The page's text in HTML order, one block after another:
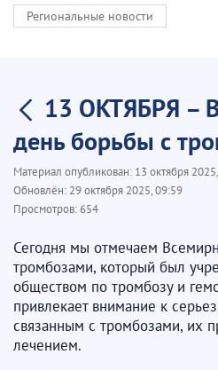
Региональные новости
13 ОКТЯБРЯ –
день борьбы с
Материал опубликован: 13 октября
Обновлён: 29 октября 2025, 09:59
Просмотров:654
Сегодня мы отмечаем
тромбозами, который был
обществом по тромбозу и
привлекает внимание к
связанным с тромбозами, их
лечением.